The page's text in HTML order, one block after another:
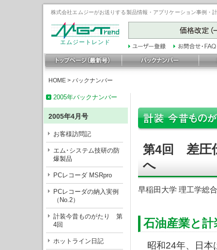
株式会社エムジーがお送りする製品情報・アプリケーション事例
エムジートレンド
HOME > バックナンバー
2005年バックナンバー
2005年4月号
お客様訪問記
エム･システム技研の防
爆製品
PCレコーダ MSRpro
PCレコーダの納入実例
（No.2）
計装今昔ものがたり 第
4回
ホットライン日記
第4回
差圧
へ
早稲田大学 理工学総
石油産業と計
昭和24年、日本